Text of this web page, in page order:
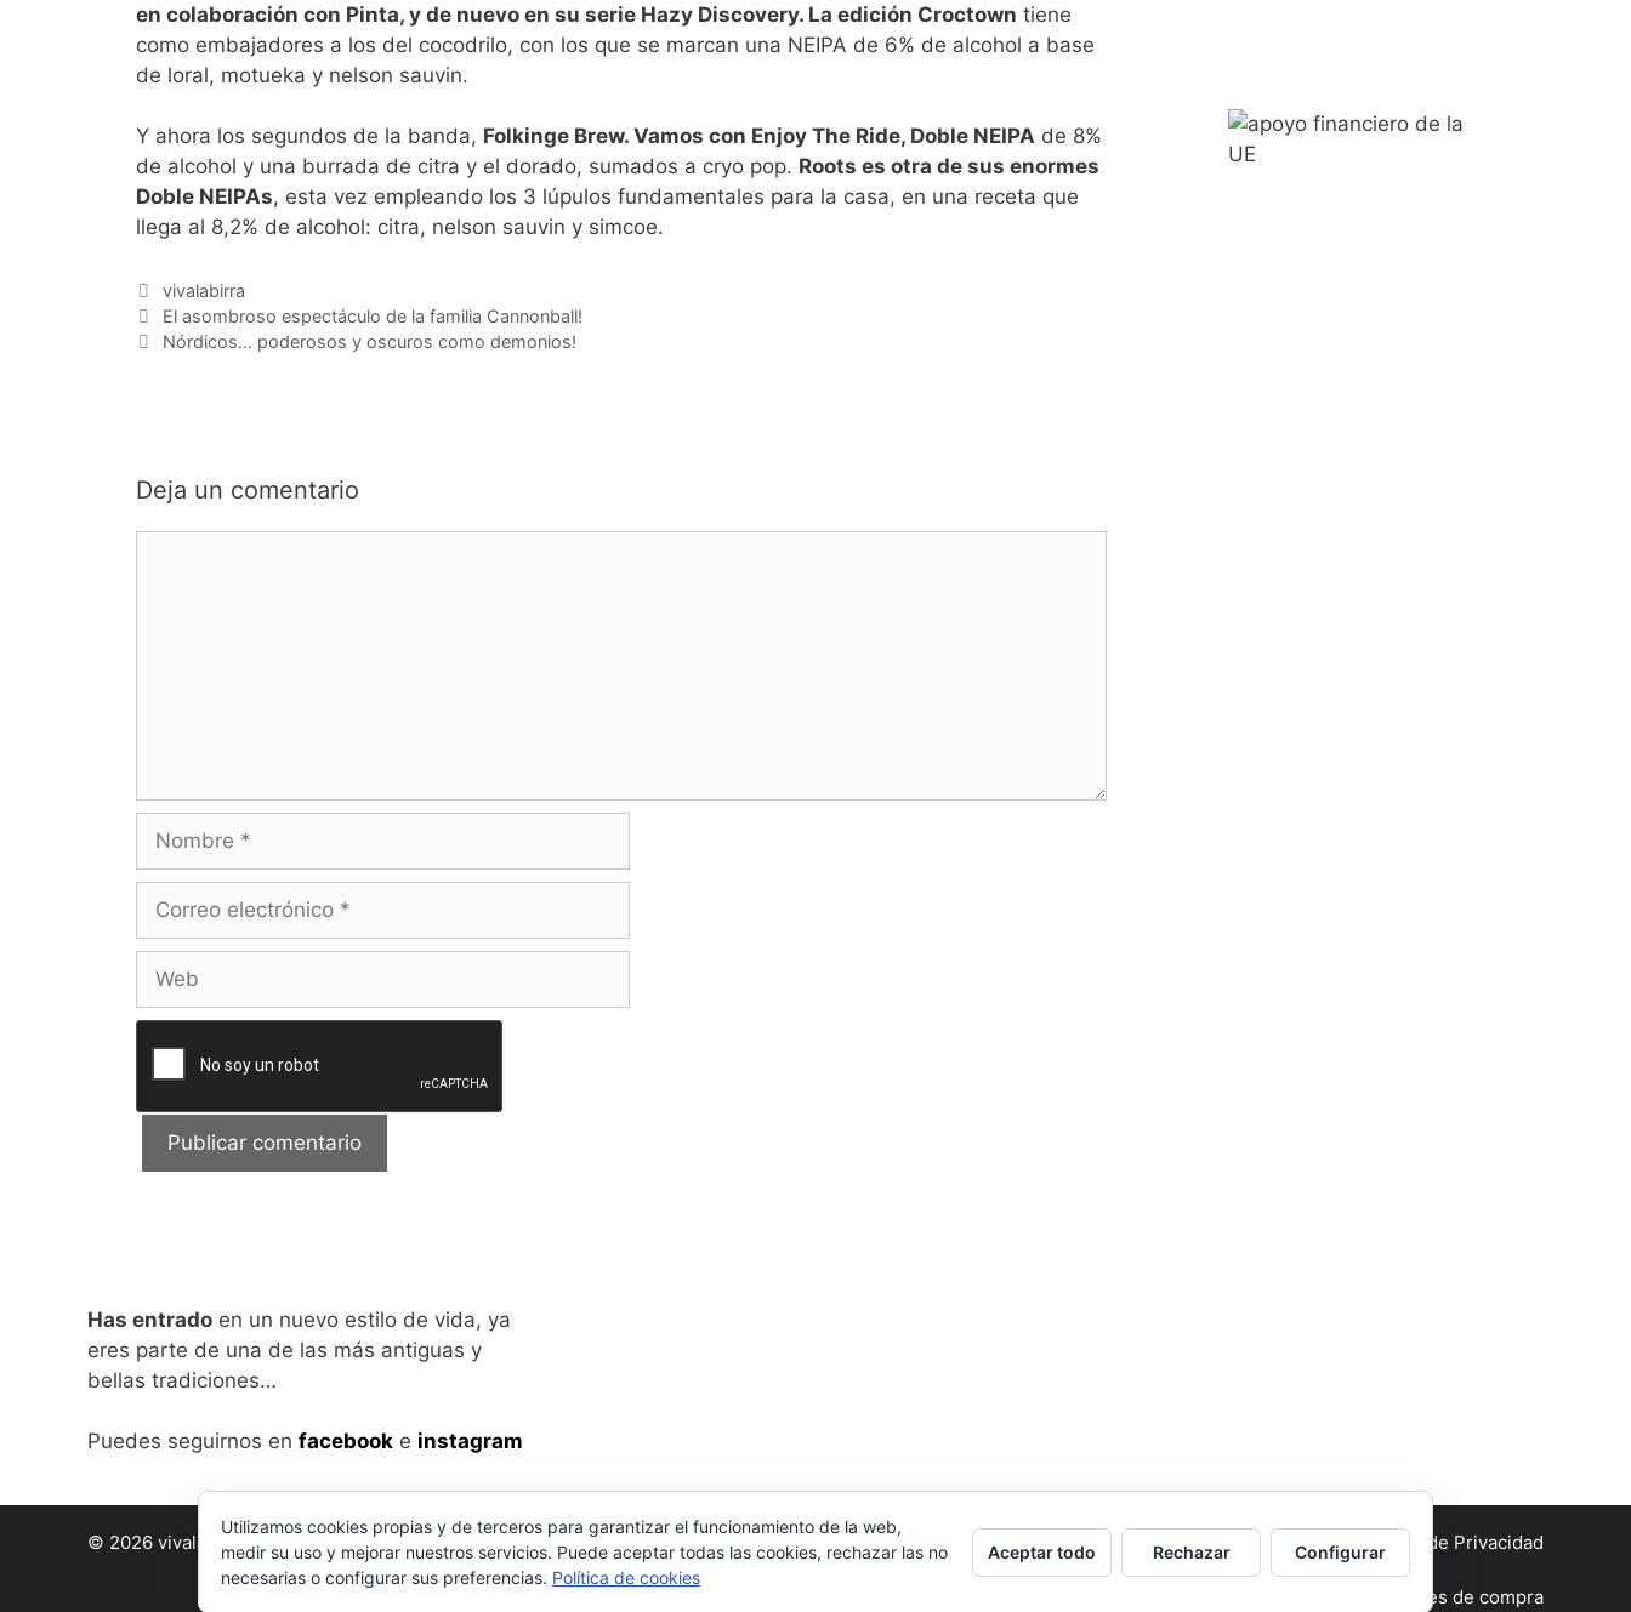
en colaboración con Pinta, y de nuevo en su serie Hazy Discovery. La edición Croctown tiene
como embajadores a los del cocodrilo, con los que se marcan una NEIPA de 6% de alcohol a base
de loral, motueka y nelson sauvin.
Y ahora los segundos de la banda, Folkinge Brew. Vamos con Enjoy The Ride, Doble NEIPA de 8%
de alcohol y una burrada de citra y el dorado, sumados a cryo pop. Roots es otra de sus enormes
Doble NEIPAs, esta vez empleando los 3 lúpulos fundamentales para la casa, en una receta que
llega al 8,2% de alcohol: citra, nelson sauvin y simcoe.
Categorías
vivalabirra
El asombroso espectáculo de la familia Cannonball!
Nórdicos… poderosos y oscuros como demonios!
Deja un comentario
electrónico
Has entrado en un nuevo estilo de vida, ya
eres parte de una de las más antiguas y
bellas tradiciones…
Puedes seguirnos en facebook e instagram
Aviso legal y Política de Privacidad
Condiciones generales de compra
© 2026 vivalabirra • Creado con GeneratePress
Utilizamos cookies propias y de terceros para garantizar el funcionamiento de la web,
medir su uso y mejorar nuestros servicios. Puede aceptar todas las cookies, rechazar las no
necesarias o configurar sus preferencias. Política de cookies
Aceptar todo Rechazar Configurar